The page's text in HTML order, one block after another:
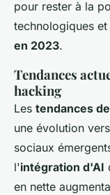
pour rester à la
technologiques et
en 2023.
Tendances
hacking
Les tendances
une évolution
sociaux
l'intégration d'AI
en nette